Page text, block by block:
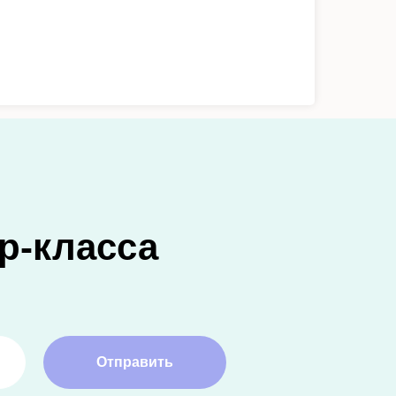
класса
Отправить